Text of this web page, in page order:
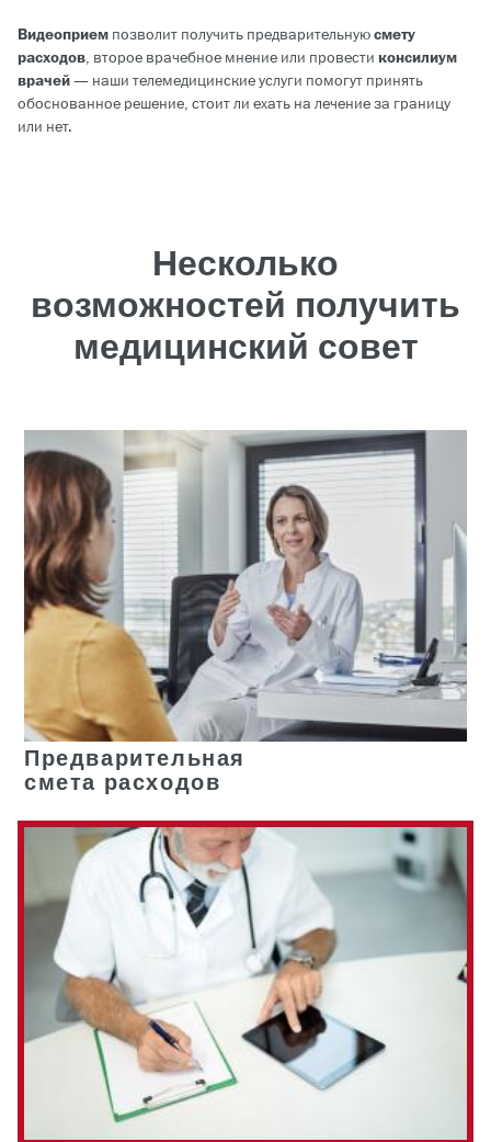
Видеоприем позволит получить предварительнуюсмету
расходов, второе врачебное мнение или провести консилиум
врачей— наши телемедицинские услуги помогут принять
обоснованное решение, стоит ли ехать на лечение за границу
или нет.
Несколько
возможностей получить
медицинский совет
Предварительная
смета расходов